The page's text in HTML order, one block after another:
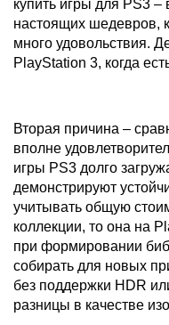
купить игры для PS3
настоящих шедевров,
много удовольствия.
PlayStation 3, когда
Вторая причина –
вполне
игры PS3 долго
демонстрируют
учитывать общую
коллекции, то она на
при формировании
собирать для новых
без поддержки HDR
разницы в качестве